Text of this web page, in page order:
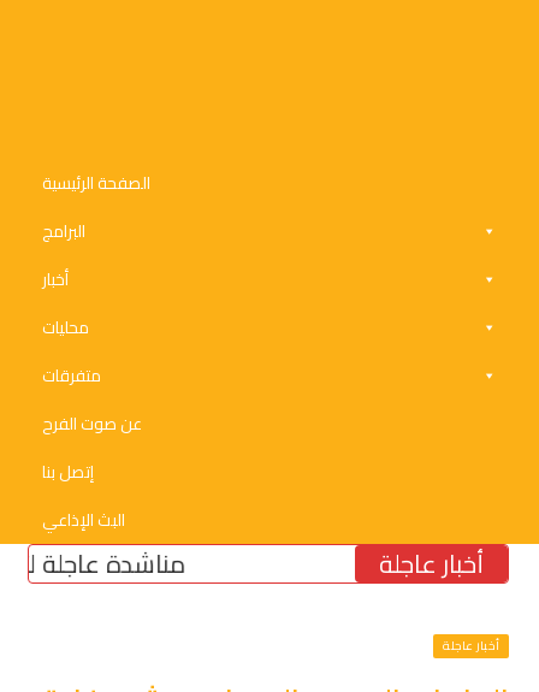
الصفحة الرئيسية
البرامج
أخبار
محليات
متفرقات
عن صوت الفرح
إتصل بنا
البث الإذاعي
أخبار عاجلة مناشدة عاجلة
أخبار عاجلة